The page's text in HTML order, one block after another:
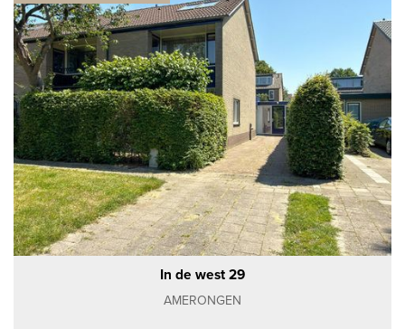
In de west 29
AMERONGEN